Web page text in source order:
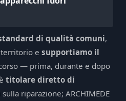
di qualità comuni,
territorio esupportiamo il
— prima, durante e dopo
titolare diretto di
sulla riparazione; ARCHIMEDE